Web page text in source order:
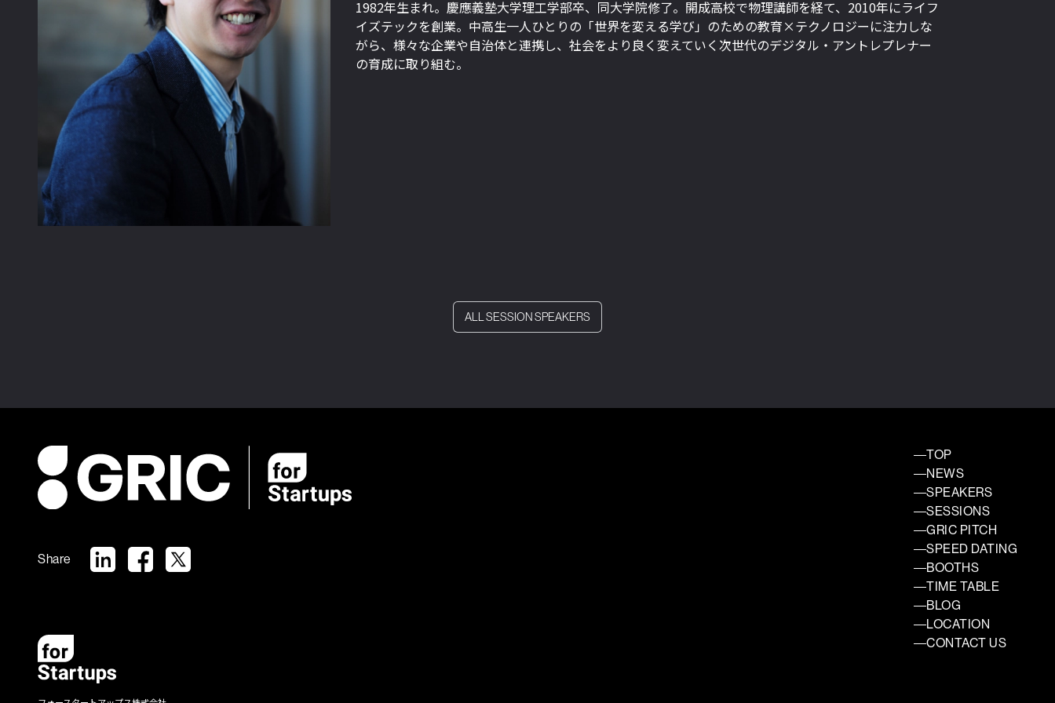
1982年生まれ。慶應義塾大学理工学部卒、同大学院修了。開成高校で物理講師を経て、2010年にライフ
イズテックを創業。中高生一人ひとりの「世界を変える学び」のための教育×テクノロジーに注力しな
がら、様々な企業や自治体と連携し、社会をより良く変えていく次世代のデジタル・アントレプレナー
の育成に取り組む。
ALL SESSION SPEAKERS
Share
TOP
NEWS
SPEAKERS
SESSIONS
GRIC PITCH
SPEED DATING
BOOTHS
TIME TABLE
BLOG
LOCATION
CONTACT US